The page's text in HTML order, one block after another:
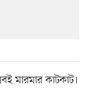
মারমার কাটকাট।